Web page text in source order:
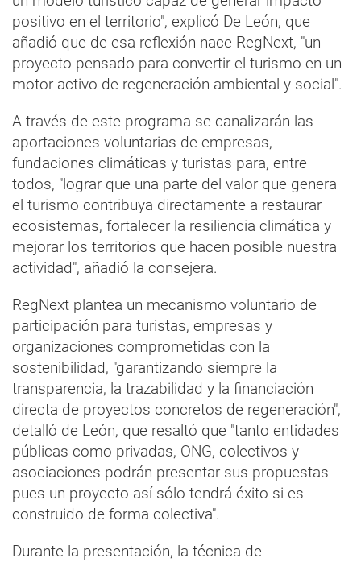
positivo en el territorio", explicó De León, que
añadió que de esa reflexión nace RegNext, "un
proyecto pensado para convertir el turismo en un
motor activo de regeneración ambiental y social".
A través de este programa se canalizarán las
aportaciones voluntarias de empresas,
fundaciones climáticas y turistas para, entre
todos, "lograr que una parte del valor que genera
el turismo contribuya directamente a restaurar
ecosistemas, fortalecer la resiliencia climática y
mejorar los territorios que hacen posible nuestra
actividad", añadió la consejera.
RegNext plantea un mecanismo voluntario de
participación para turistas, empresas y
organizaciones comprometidas con la
sostenibilidad, "garantizando siempre la
transparencia, la trazabilidad y la financiación
directa de proyectos concretos de regeneración",
detalló de León, que resaltó que "tanto entidades
públicas como privadas, ONG, colectivos y
asociaciones podrán presentar sus propuestas
pues un proyecto así sólo tendrá éxito si es
construido de forma colectiva".
Durante la presentación, la técnica de